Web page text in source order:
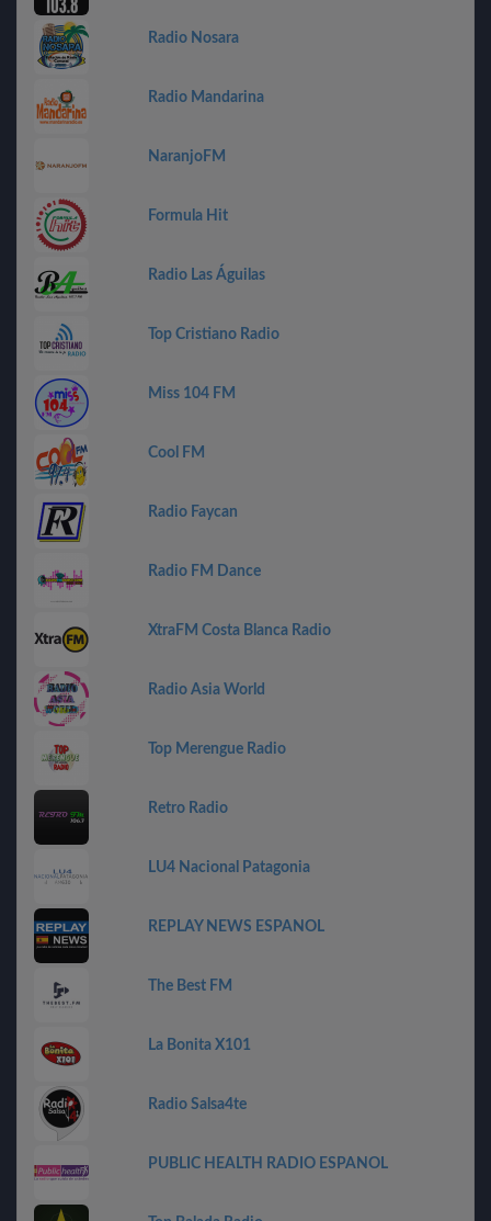
Radio Nosara
Radio Mandarina
NaranjoFM
Formula Hit
Radio Las Águilas
Top Cristiano Radio
Miss 104 FM
Cool FM
Radio Faycan
Radio FM Dance
XtraFM Costa Blanca Radio
Radio Asia World
Top Merengue Radio
Retro Radio
LU4 Nacional Patagonia
REPLAY NEWS ESPANOL
The Best FM
La Bonita X101
Radio Salsa4te
PUBLIC HEALTH RADIO ESPANOL